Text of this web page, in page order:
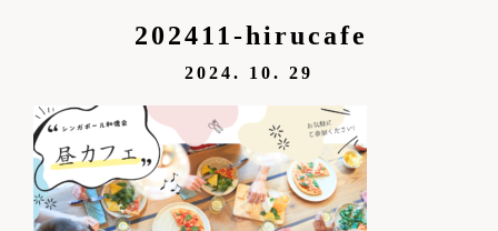
202411-hirucafe
2024. 10. 29